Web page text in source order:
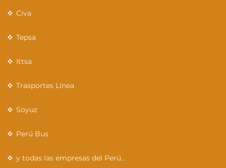
Civa
Tepsa
Ittsa
Trasportes Línea
Soyuz
Perú Bus
y todas las empresas del Perú…